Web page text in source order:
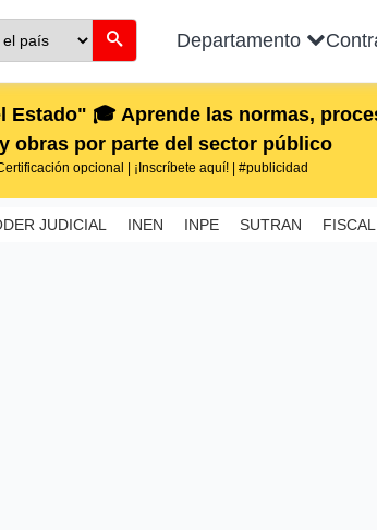
Departamento
Estado" 🎓 Aprende las normas,
obras por parte del sector público
opcional | ¡Inscríbete aquí! | #publicidad
JUDICIAL INEN INPE SUTRAN